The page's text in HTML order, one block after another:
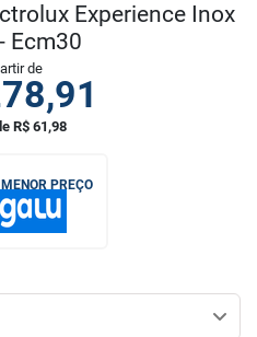
Experience Inox
Ecm30
de
R$ 61,98
PREÇO